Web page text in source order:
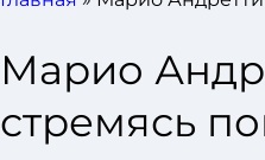
Марио
стремясь